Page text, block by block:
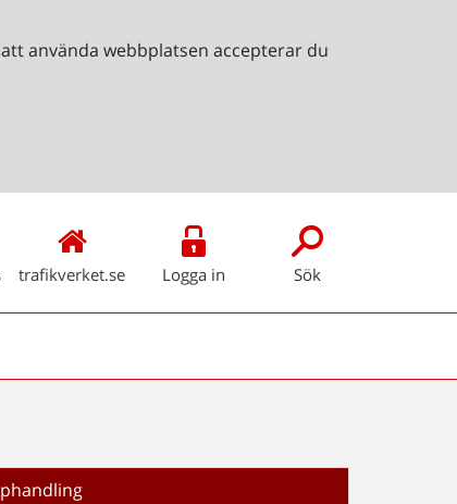
använda webbplatsen accepterar du
trafikverket.se Logga in Sök